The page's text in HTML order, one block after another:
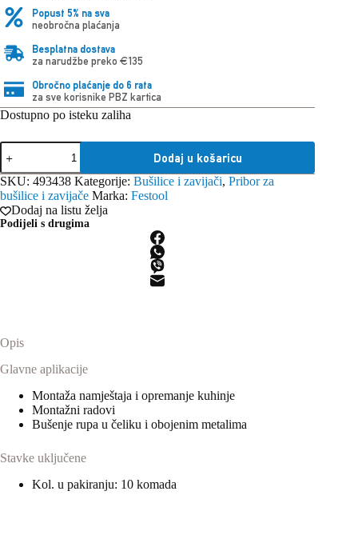
Popust 5% na sva
neobročna plaćanja
Besplatna dostava
za narudžbe preko €135
Obročno plaćanje do 6 rata
za sve korisnike PBZ kartica
Dostupno po isteku zaliha
Festool
svrdlo
za
metal
HSS
D
3,5/39
Dodaj u košaricu
SKU: 493438 Kategorije: Bušilice i zavijači, Pribor za
bušilice i zavijače Marka: Festool
Dodaj na listu želja
Podijeli s drugima
Opis
Glavne aplikacije
Montaža namještaja i opremanje kuhinje
Montažni radovi
Bušenje rupa u čeliku i obojenim metalima
Stavke uključene
Kol. u pakiranju: 10 komada